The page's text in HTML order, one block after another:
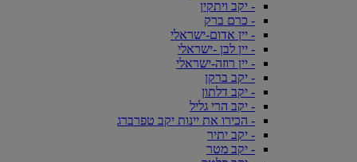
- יקב ויתקין
- כרם ברק
- יין אדום-ישראלי
- יין לבן -ישראלי
- יין רוזה-ישראלי
- יקב ברקן
- יקב דלתון
- יקב הרי גליל
- הכירו את יינות יקב טפרברג
- יקב יתיר
- יקב מטר